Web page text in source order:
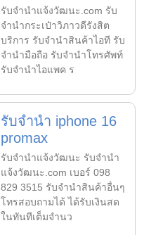
รับจํานําแจ้งวัฒนะ.com รับ
จำนำกระเป๋าวิภาวดีรังสิต
บริการ รับจำนำสินค้าไอที รับ
จำนำมือถือ รับจำนำโทรศัพท์
รับจำนำไอแพค ร
รับจำนำ iphone 16
promax
รับจํานําแจ้งวัฒนะ รับจํานํา
แจ้งวัฒนะ.com เบอร์ 098
829 3515 รับจำนำสินค้าอื่นๆ
โทรสอบถามได้ ได้รับเงินสด
ในทันทีเต็มจำนว